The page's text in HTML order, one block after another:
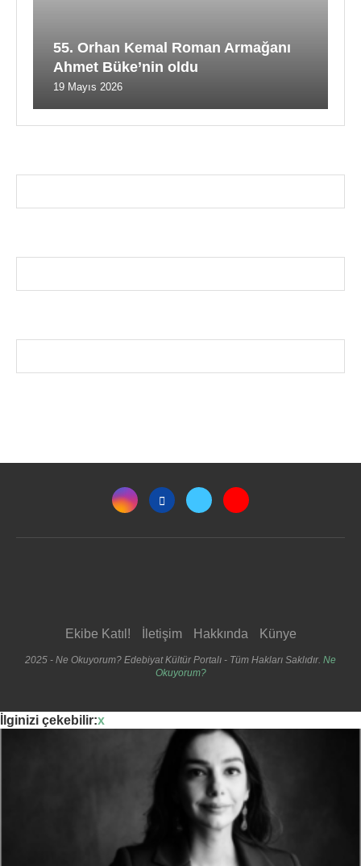
55. Orhan Kemal Roman Armağanı
Ahmet Büke’nin oldu
19 Mayıs 2026
Ekibe Katıl! İletişim Hakkında Künye
2025 - Ne Okuyorum? Edebiyat Kültür Portalı - Tüm Hakları Saklıdır. Ne
Okuyorum?
İlginizi çekebilir:x